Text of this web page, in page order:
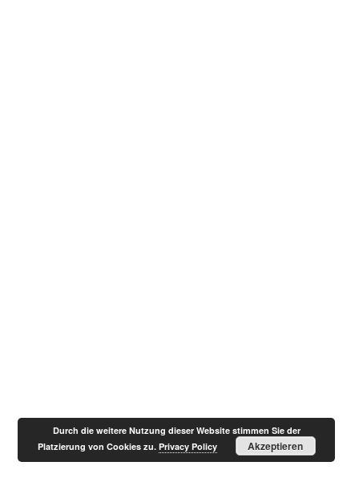
Durch die weitere Nutzung dieser Website stimmen Sie der
Platzierung von Cookies zu. Privacy Policy Akzeptieren